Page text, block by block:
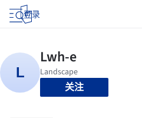
登录
关注